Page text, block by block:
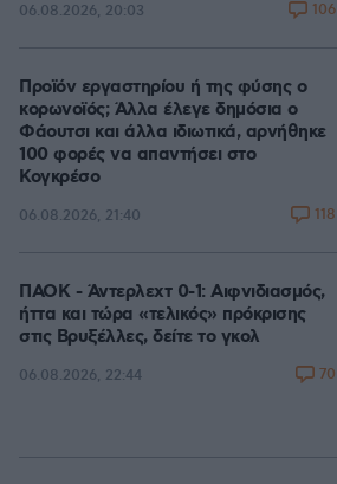
06.08.2026, 20:03 106
Προϊόν εργαστηρίου ή της φύσης ο
κορωνοϊός; Άλλα έλεγε δημόσια ο
Φάουτσι και άλλα ιδιωτικά, αρνήθηκε
100 φορές να απαντήσει στο
Κογκρέσο
06.08.2026, 21:40 118
ΠΑΟΚ - Άντερλεχτ 0-1: Αιφνιδιασμός,
ήττα και τώρα «τελικός» πρόκρισης
στις Βρυξέλλες, δείτε το γκολ
06.08.2026, 22:44 70